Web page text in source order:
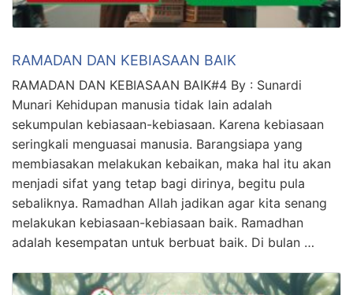
RAMADAN DAN KEBIASAAN BAIK
RAMADAN DAN KEBIASAAN BAIK#4 By : Sunardi
Munari Kehidupan manusia tidak lain adalah
sekumpulan kebiasaan-kebiasaan. Karena kebiasaan
seringkali menguasai manusia. Barangsiapa yang
membiasakan melakukan kebaikan, maka hal itu akan
menjadi sifat yang tetap bagi dirinya, begitu pula
sebaliknya. Ramadhan Allah jadikan agar kita senang
melakukan kebiasaan-kebiasaan baik. Ramadhan
adalah kesempatan untuk berbuat baik. Di bulan …